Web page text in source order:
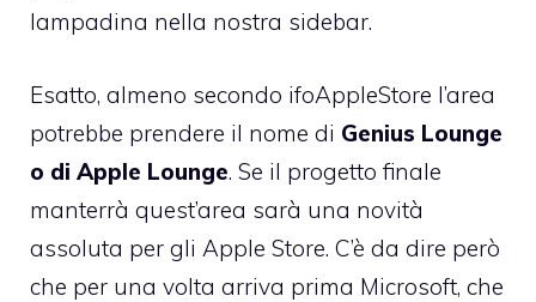
lampadina nella nostra sidebar.
Esatto, almeno secondo ifoAppleStore l’area
potrebbe prendere il nome di Genius Lounge
o di Apple Lounge. Se il progetto finale
manterrà quest’area sarà una novità
assoluta per gli Apple Store. C’è da dire però
che per una volta arriva prima Microsoft, che